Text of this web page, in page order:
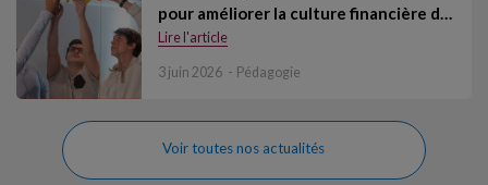
pour améliorer la culture financière d…
Lire l'article
3 juin 2026 Pédagogie
Voir toutes nos actualités